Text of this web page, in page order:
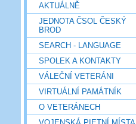
AKTUÁLNĚ
JEDNOTA ČSOL ČESKÝ
BROD
SEARCH - LANGUAGE
SPOLEK A KONTAKTY
VÁLEČNÍ VETERÁNI
VIRTUÁLNÍ PAMÁTNÍK
O VETERÁNECH